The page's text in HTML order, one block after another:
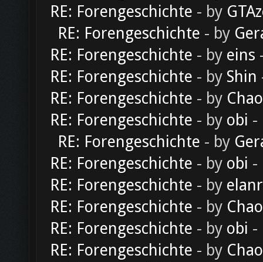
RE: Forengeschichte - by
RE: Forengeschichte - by
RE: Forengeschichte - by eins
RE: Forengeschichte - by Shin
RE: Forengeschichte - by
RE: Forengeschichte - by obi -
RE: Forengeschichte - by
RE: Forengeschichte - by obi -
RE: Forengeschichte - by
RE: Forengeschichte - by
RE: Forengeschichte - by obi -
RE: Forengeschichte - by